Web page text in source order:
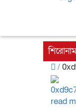
শিরোনাম
/
read